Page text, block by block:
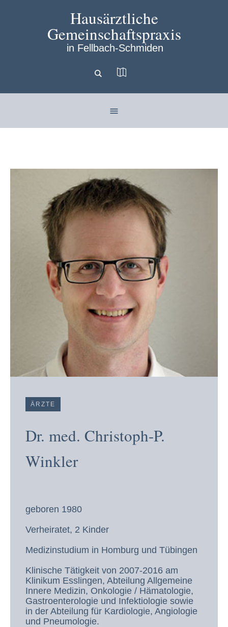
Hausärztliche
Gemeinschaftspraxis
in Fellbach-Schmiden
ÄRZTE
Dr. med. Christoph-P.
Winkler
geboren 1980
Verheiratet, 2 Kinder
Medizinstudium in Homburg und Tübingen
Klinische Tätigkeit von 2007-2016 am
Klinikum Esslingen, Abteilung Allgemeine
Innere Medizin, Onkologie / Hämatologie,
Gastroenterologie und Infektiologie sowie
in der Abteilung für Kardiologie, Angiologie
und Pneumologie.